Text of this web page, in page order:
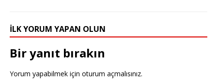
İLK YORUM YAPAN OLUN
Bir yanıt bırakın
Yorum yapabilmek için oturum açmalısınız.